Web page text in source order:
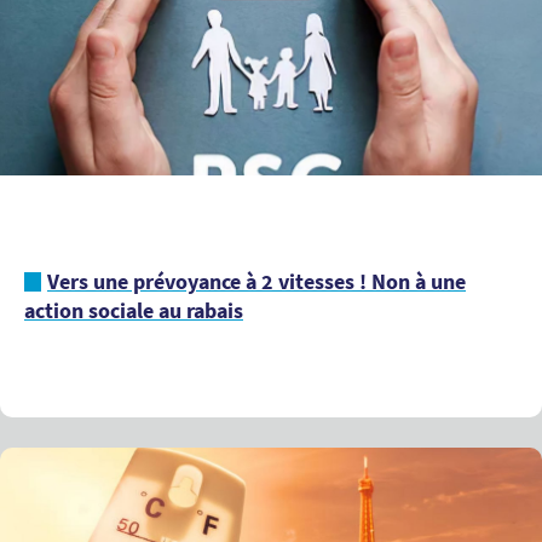
Vers une prévoyance à 2 vitesses ! Non à une
action sociale au rabais